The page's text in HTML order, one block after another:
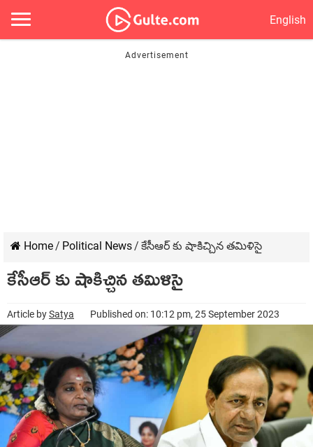
English
Home/ Political News/ కేసీఆర్ కు షాకిచ్చిన తమిళిసై
కేసీఆర్ కు షాకిచ్చిన తమిళిసై
Article bySatya Published on: 10:12 pm, 25 September 2023